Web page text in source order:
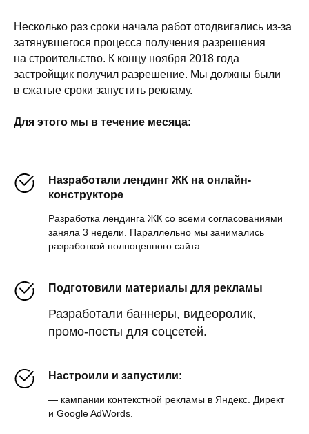
Несколько раз сроки начала работ отодвигались из-за
затянувшегося процесса получения разрешения
на строительство. К концу ноября 2018 года
застройщик получил разрешение. Мы должны были
в сжатые сроки запустить рекламу.
Для этого мы в течение месяца:
Hазработали лендинг ЖК на онлайн-
конструкторе
Разработка лендинга ЖК со всеми согласованиями
заняла 3 недели. Параллельно мы занимались
разработкой полноценного сайта.
Подготовили материалы для рекламы
Разработали баннеры, видеоролик,
промо-посты для соцсетей.
Настроили и запустили:
— кампании контекстной рекламы в Яндекс. Директ
и Google AdWords.